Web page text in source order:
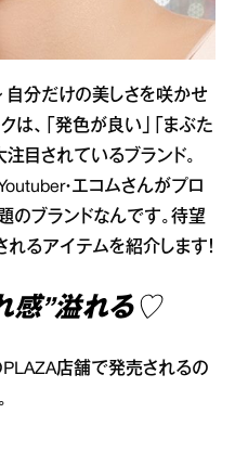
分だけの美しさを咲かせ
は、「発色が良い」「まぶた
目されているブランド。
・エコムさんがプロ
のブランドなんです。待望
れるアイテムを紹介します！
感”溢れる♡
店舗で発売されるの